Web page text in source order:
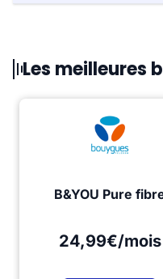
Les meilleures
B&YOU Pure
24,99€/mois